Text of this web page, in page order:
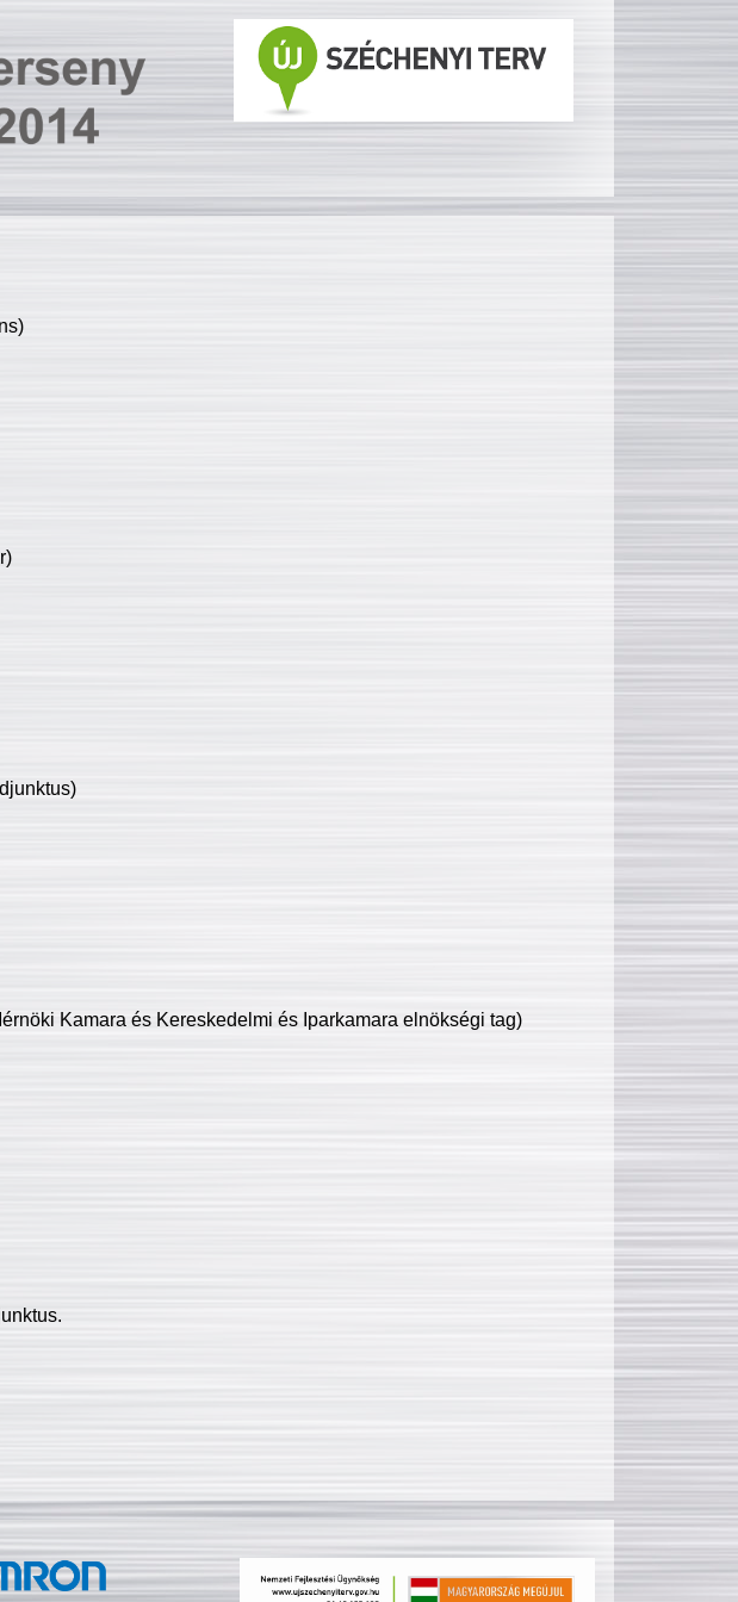
Kamara és Kereskedelmi és Iparkamara elnökségi tag)